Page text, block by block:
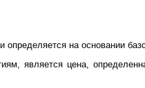
определяется на основании
является цена,